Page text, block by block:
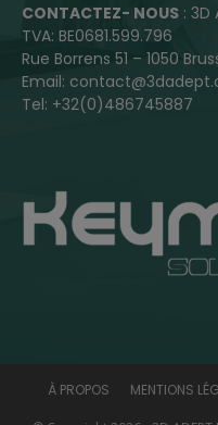
CONTACTEZ- NOUS : 3D
TVA: BE0681.599.796
Rue Borrens 51 – 1050
Email:
Tel: +32(0)486745887
À PROPOS MENTIONS